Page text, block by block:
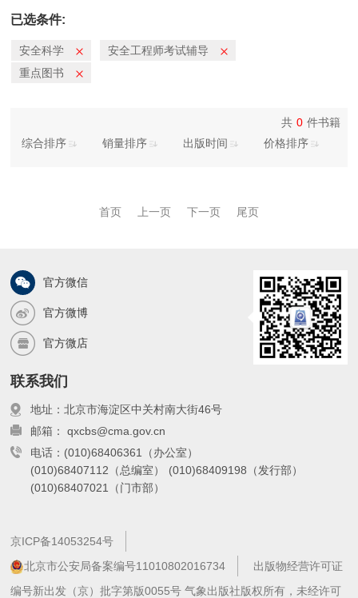
2010年
已选条件:
安全科学
安全工程师考试辅导
重点图书
综合排序 销量排序 出版时间 价格排序
共 0 件书籍
首页 上一页 下一页 尾页
官方微信
官方微博
官方微店
联系我们
地址：北京市海淀区中关村南大街46号
邮箱： qxcbs@cma.gov.cn
电话：(010)68406361（办公室）
(010)68407112（总编室）
(010)68409198（发行部）
(010)68407021（门市部）
京ICP备14053254号
北京市公安局备案编号11010802016734
出版物经营许可证
编号新出发（京）批字第版0055号 气象出版社版权所有，未经许可